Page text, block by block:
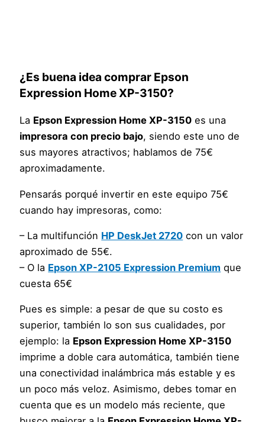
¿Es buena ideacomprar Epson
Expression Home XP-3150?
La Epson Expression Home XP-3150 es una
impresora con precio bajo, siendo este uno de
sus mayores atractivos; hablamos de 75€
aproximadamente.
Pensarás porqué invertir en este equipo 75€
cuando hay impresoras, como:
– La multifunción HP DeskJet 2720 con un valor
aproximado de 55€.
– O la Epson XP-2105 Expression Premium que
cuesta 65€
Pues es simple: a pesar de que su costo es
superior, también lo son sus cualidades, por
ejemplo: la Epson Expression Home XP-3150
imprime a doble cara automática, también tiene
una conectividad inalámbrica más estable y es
un poco más veloz. Asimismo, debes tomar en
cuenta que es un modelo más reciente, que